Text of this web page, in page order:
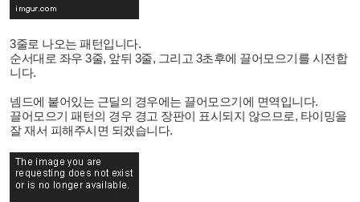
3줄로 나오는 패턴입니다.
순서대로 좌우 3줄, 앞뒤 3줄, 그리고 3초후에 끌어모으기를 시전합
니다.
넴드에 붙어있는 근딜의 경우에는 끌어모으기에 면역입니다.
끌어모으기 패턴의 경우 경고 장판이 표시되지 않으므로, 타이밍을
잘 재서 피해주시면 되겠습니다.